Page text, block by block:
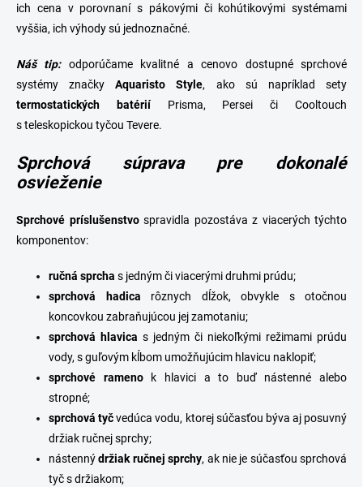
ich cena v porovnaní s pákovými či kohútikovými systémami
vyššia, ich výhody sú jednoznačné.
Náš tip:odporúčame kvalitné a cenovo dostupné sprchové
systémy značkyAquaristo Style, ako sú napríklad sety
termostatických batériíPrisma, Persei či Cooltouch
s teleskopickou tyčou Tevere.
Sprchová súprava pre dokonalé
osvieženie
Sprchové príslušenstvospravidla pozostáva z viacerých týchto
komponentov:
ručná sprcha s jedným či viacerými druhmi prúdu;
sprchová
hadica rôznych dĺžok, obvykle s otočnou
koncovkou zabraňujúcou jej zamotaniu;
sprchová hlavica s jedným či niekoľkými režimami prúdu
vody, s guľovým kĺbom umožňujúcim hlavicu naklopiť;
sprchové
ramenok hlavici a to buď nástenné alebo
stropné;
sprchová tyčvedúca vodu, ktorej súčasťou býva aj posuvný
držiak ručnej sprchy;
nástennýdržiak ručnej sprchy, ak nie je súčasťou sprchová
tyč s držiakom;